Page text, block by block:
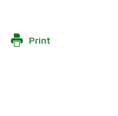
Print